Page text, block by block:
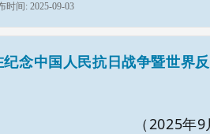
时间: 2025-09-03
纪念中国人民抗日战争暨世界
（2025年